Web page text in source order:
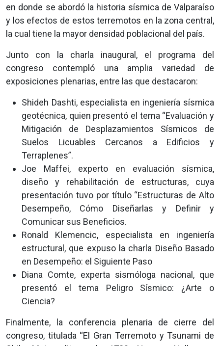
en donde se abordó la historia sísmica de Valparaíso
y los efectos de estos terremotos en la zona central,
la cual tiene la mayor densidad poblacional del país.
Junto con la charla inaugural, el programa del
congreso contempló una amplia variedad de
exposiciones plenarias, entre las que destacaron:
Shideh Dashti, especialista en ingeniería sísmica
geotécnica, quien presentó el tema “Evaluación y
Mitigación de Desplazamientos Sísmicos de
Suelos Licuables Cercanos a Edificios y
Terraplenes”.
Joe Maffei, experto en evaluación sísmica,
diseño y rehabilitación de estructuras, cuya
presentación tuvo por título “Estructuras de Alto
Desempeño, Cómo Diseñarlas y Definir y
Comunicar sus Beneficios.
Ronald Klemencic, especialista en ingeniería
estructural, que expuso la charla Diseño Basado
en Desempeño: el Siguiente Paso
Diana Comte, experta sismóloga nacional, que
presentó el tema Peligro Sísmico: ¿Arte o
Ciencia?
Finalmente, la conferencia plenaria de cierre del
congreso, titulada “El Gran Terremoto y Tsunami de